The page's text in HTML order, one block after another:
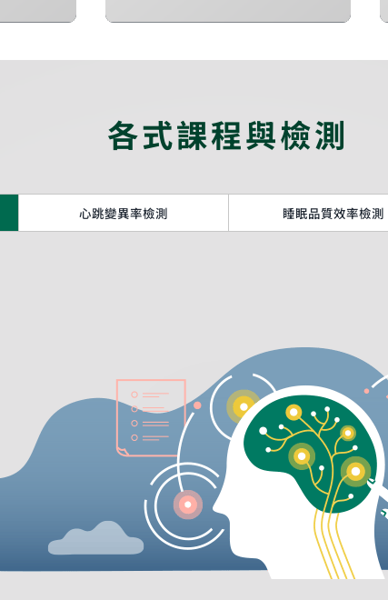
各式課程與檢測
心跳變異率檢測 睡眠品質效率檢測